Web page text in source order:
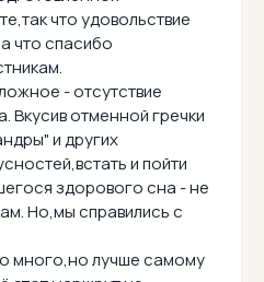
что удовольствие
что спасибо
- отсутствие
Вкусив отменной гречки
и других
и пойти
здорового сна - не
Но,мы справились с
много,но лучше самому